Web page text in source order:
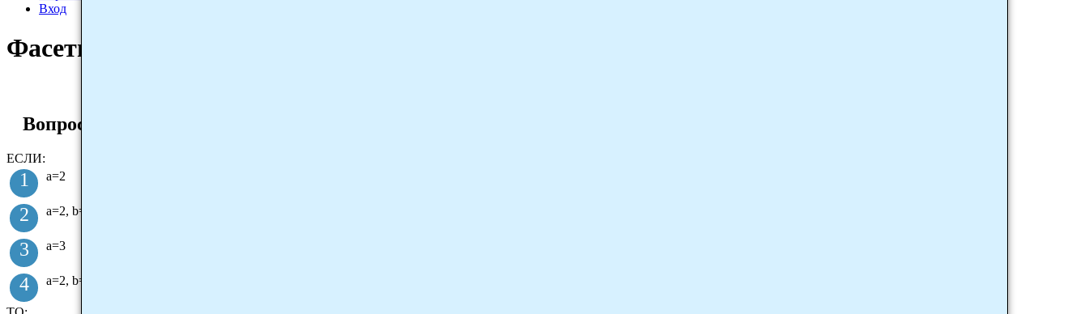
Вход
Фасетный тест онлайн. Логарифмическая функция
Вопросы
ЕСЛИ:
1 а=2
2 а=2, b=3
3 a=3
4 a=2, b=8